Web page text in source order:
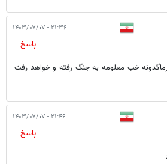
۲۱:۳۶ - ۱۴۰۳/۰۷/۰۷
پاسخ
خب معلومه به جنگ رفته و خواهد رفت
۲۱:۴۶ - ۱۴۰۳/۰۷/۰۷
پاسخ